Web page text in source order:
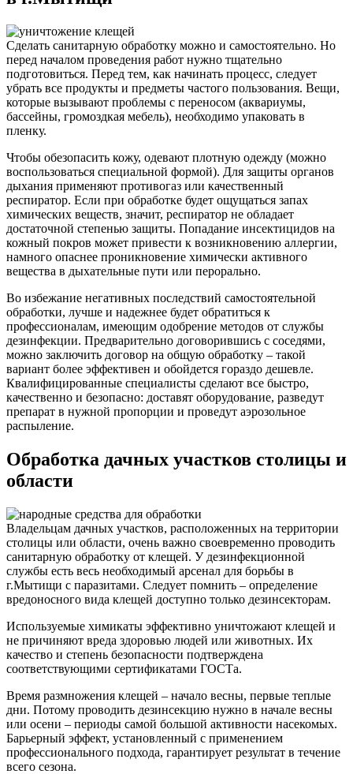
Сделать санитарную обработку можно и самостоятельно. Но
перед началом проведения работ нужно тщательно
подготовиться. Перед тем, как начинать процесс, следует
убрать все продукты и предметы частого пользования. Вещи,
которые вызывают проблемы с переносом (аквариумы,
бассейны, громоздкая мебель), необходимо упаковать в
пленку.
Чтобы обезопасить кожу, одевают плотную одежду (можно
воспользоваться специальной формой). Для защиты органов
дыхания применяют противогаз или качественный
респиратор. Если при обработке будет ощущаться запах
химических веществ, значит, респиратор не обладает
достаточной степенью защиты. Попадание инсектицидов на
кожный покров может привести к возникновению аллергии,
намного опаснее проникновение химически активного
вещества в дыхательные пути или перорально.
Во избежание негативных последствий самостоятельной
обработки, лучше и надежнее будет обратиться к
профессионалам, имеющим одобрение методов от службы
дезинфекции. Предварительно договорившись с соседями,
можно заключить договор на общую обработку – такой
вариант более эффективен и обойдется гораздо дешевле.
Квалифицированные специалисты сделают все быстро,
качественно и безопасно: доставят оборудование, разведут
препарат в нужной пропорции и проведут аэрозольное
распыление.
Обработка дачных участков столицы и
области
Владельцам дачных участков, расположенных на территории
столицы или области, очень важно своевременно проводить
санитарную обработку от клещей. У дезинфекционной
службы есть весь необходимый арсенал для борьбы в
г.Мытищи с паразитами. Следует помнить – определение
вредоносного вида клещей доступно только дезинсекторам.
Используемые химикаты эффективно уничтожают клещей и
не причиняют вреда здоровью людей или животных. Их
качество и степень безопасности подтверждена
соответствующими сертификатами ГОСТа.
Время размножения клещей – начало весны, первые теплые
дни. Потому проводить дезинсекцию нужно в начале весны
или осени – периоды самой большой активности насекомых.
Барьерный эффект, установленный с применением
профессионального подхода, гарантирует результат в течение
всего сезона.